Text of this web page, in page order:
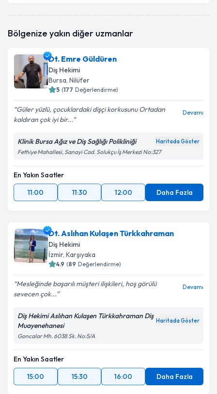
talebi oluşturun. Size bu uzmandan randevu almanız
bilgilendireceğiz.
E-posta Adresiniz
Kişisel verilerimin işlenmesine ilişkin
kapsamda işlenmesini kabul ediyorum.
Bölgenize yakın diğer uzmanlar
Dt. Emre Güldüren
Diş Hekimi
Bursa, Nilüfer
5 (177 Değerlendirme)
Güler yüzlü, çocuklardaki dişçi korkusunu Ortadan
kaldıran çok iyi bir...
Devamı
Klinik Bursa Ağız ve Diş Sağlığı Polikliniği Haritada Göster
Fethiye Mahallesi, Sanayi Cad. Solukçu İş Merkezi No:327
En Yakın Saatler
11:00
11:30 12:00 Daha Fazla
Dt. Aslıhan Kulaşen Türkkahraman
Diş Hekimi
İzmir, Karşıyaka
4.9 (89 Değerlendirme)
Mesleğinde başarılı müşteri ilişkileri, hoş görülü
sevecen çok...
Devamı
Diş Hekimi Aslıhan Kulaşen Türkkahraman Diş
Muayenehanesi
Haritada Göster
Goncalar Mh. 6038 Sk. No:5/A
En Yakın Saatler
15:00
15:30 16:00 Daha Fazla